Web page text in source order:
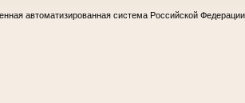
автоматизированная система Российской